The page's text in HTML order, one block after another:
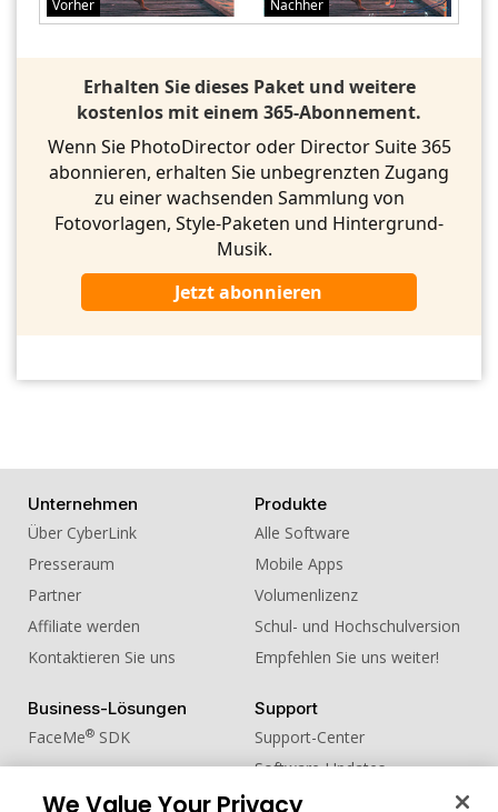
Vorher Nachher
Erhalten Sie dieses Paket und weitere
kostenlos mit einem 365-Abonnement.
Wenn Sie PhotoDirector oder Director Suite 365
abonnieren, erhalten Sie unbegrenzten Zugang
zu einer wachsenden Sammlung von
Fotovorlagen, Style-Paketen und Hintergrund-
Musik.
Jetzt abonnieren
Unternehmen
Über CyberLink
Presseraum
Partner
Affiliate werden
Kontaktieren Sie uns
Produkte
Alle Software
Mobile Apps
Volumenlizenz
Schul- und Hochschulversion
Empfehlen Sie uns weiter!
Business-Lösungen
FaceMe® SDK
Support
Support-Center
Software-Updates
Lernen + Wissen
We Value Your Privacy